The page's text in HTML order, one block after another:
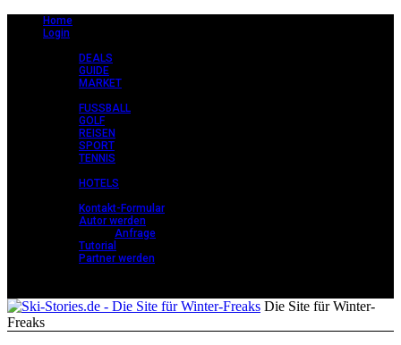
Home
Login
DEALS
GUIDE
MARKET
FUSSBALL
GOLF
REISEN
SPORT
TENNIS
HOTELS
Kontakt-Formular
Autor werden
Anfrage
Tutorial
Partner werden
Die Site für Winter-
Freaks